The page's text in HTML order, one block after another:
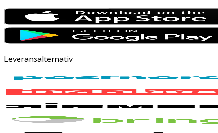
Leveransalternativ